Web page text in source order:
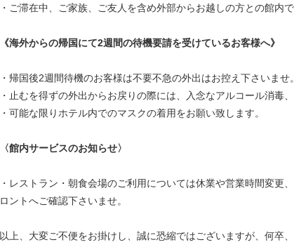
・ご滞在中、ご家族、ご友人を含め外部からお越しの方との館内
《海外からの帰国にて2週間の待機要請を受けているお客様へ》
・帰国後2週間待機のお客様は不要不急の外出はお控え下さいませ。
・止むを得ずの外出からお戻りの際には、入念なアルコール消毒
・可能な限りホテル内でのマスクの着用をお願い致します。
〈館内サービスのお知らせ〉
・レストラン・朝食会場のご利用については休業や営業時間変
ロントへご確認下さいませ。
以上、大変ご不便をお掛けし、誠に恐縮ではございますが、何卒